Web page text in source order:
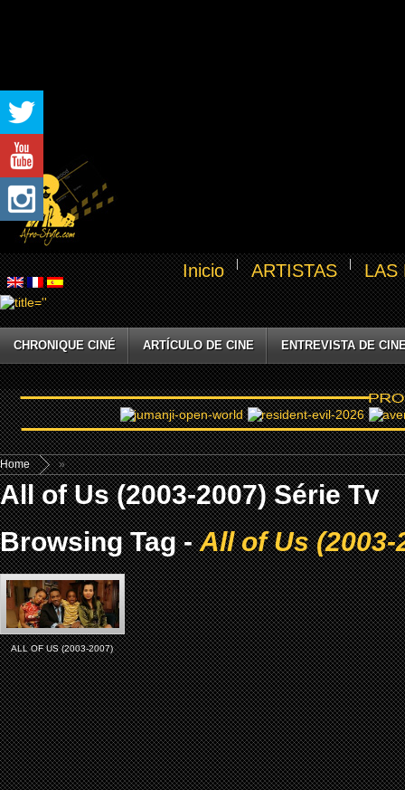
Inicio ARTISTAS LAS
CHRONIQUE CINÉ ARTÍCULO DE CINE ENTREVISTA DE
Home »
All of Us (2003-2007) Série Tv
Browsing Tag -All of Us (2003-
ALL OF US (2003-2007)